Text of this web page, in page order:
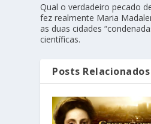
Qual o verdadeiro pecado
fez realmente Maria
as duas cidades
científicas.
Posts Relacionados